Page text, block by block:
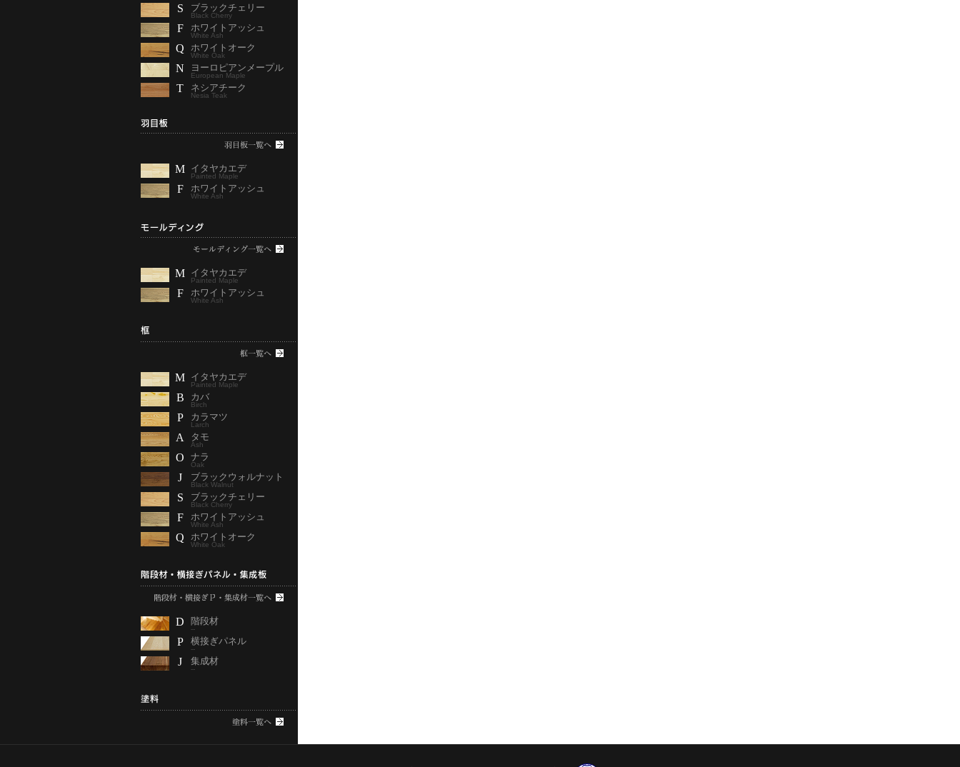
S ブラックチェリー
Black Cherry
F ホワイトアッシュ
White Ash
Q ホワイトオーク
White Oak
N ヨーロピアンメープル
European Maple
T ネシアチーク
Nesia Teak
M イタヤカエデ
Painted Maple
F ホワイトアッシュ
White Ash
M イタヤカエデ
Painted Maple
F ホワイトアッシュ
White Ash
M イタヤカエデ
Painted Maple
B カバ
Birch
P カラマツ
Larch
A タモ
Ash
O ナラ
Oak
J ブラックウォルナット
Black Walnut
S ブラックチェリー
Black Cherry
F ホワイトアッシュ
White Ash
Q ホワイトオーク
White Oak
D 階段材
--
P 横接ぎパネル
--
J 集成材
--